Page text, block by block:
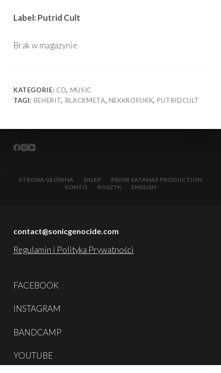
Label: Putrid Cult
Brak w magazynie
KATEGORIE: CD, MUSIC
TAGI: BEHERIT, BLACKMETA, NEKKROFUKK, PUTRIDCULT
STRONA GŁÓWNA SKLEP
PRIOR SATANAE PRODUCTION
KONTO
KOSZYK ENGLISH
contact@sonicgenocide.com
Regulamin i Polityka Prywatności
FACEBOOK
INSTAGRAM
BANDCAMP
YOUTUBE